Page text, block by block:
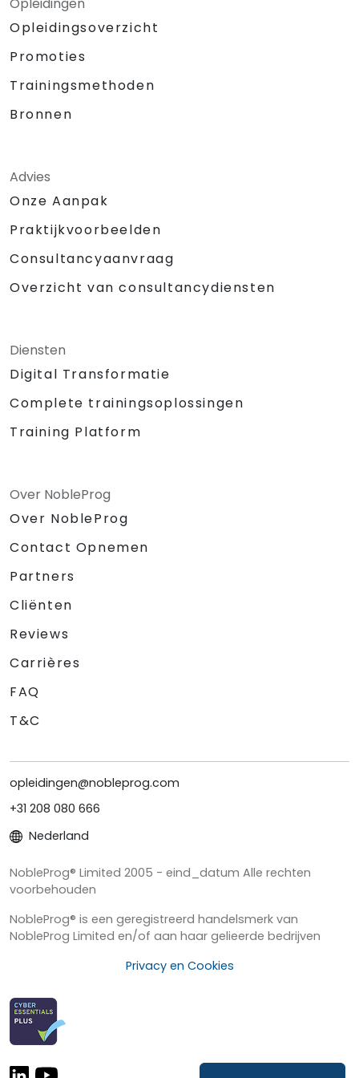
Opleidingsoverzicht
Promoties
Trainingsmethoden
Bronnen
Advies
Onze Aanpak
Praktijkvoorbeelden
Consultancyaanvraag
Overzicht van consultancydiensten
Diensten
Digital Transformatie
Complete trainingsoplossingen
Training Platform
Over NobleProg
Over NobleProg
Contact Opnemen
Partners
Cliënten
Reviews
Carrières
FAQ
T&C
opleidingen@nobleprog.com
+31 208 080 666
Nederland
NobleProg® Limited 2005 - eind_datum Alle rechten
voorbehouden
NobleProg® is een geregistreerd handelsmerk van
NobleProg Limited en/of aan haar gelieerde bedrijven
Privacy en Cookies